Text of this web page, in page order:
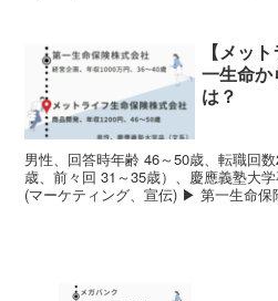
【メッ
一生命
は？
男性、回答時年齢 46～50歳、転職回
歳、前々回 31～35歳）、慶應義塾大
(マーケティング、宣伝) ▶ 第一生命保